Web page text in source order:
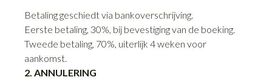
Betaling geschiedt via bankoverschrijving.
Eerste betaling, 30%, bij bevestiging van de boeking.
Tweede betaling, 70%, uiterlijk 4 weken voor
aankomst.
2. ANNULERING